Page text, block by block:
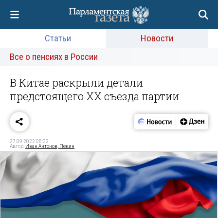
Статьи
Новости
Все о пенсиях в России
В Китае раскрыли детали
предстоящего ХХ съезда партии
27.09.2022 08:32
Автор: Иван Антонов, Пекин